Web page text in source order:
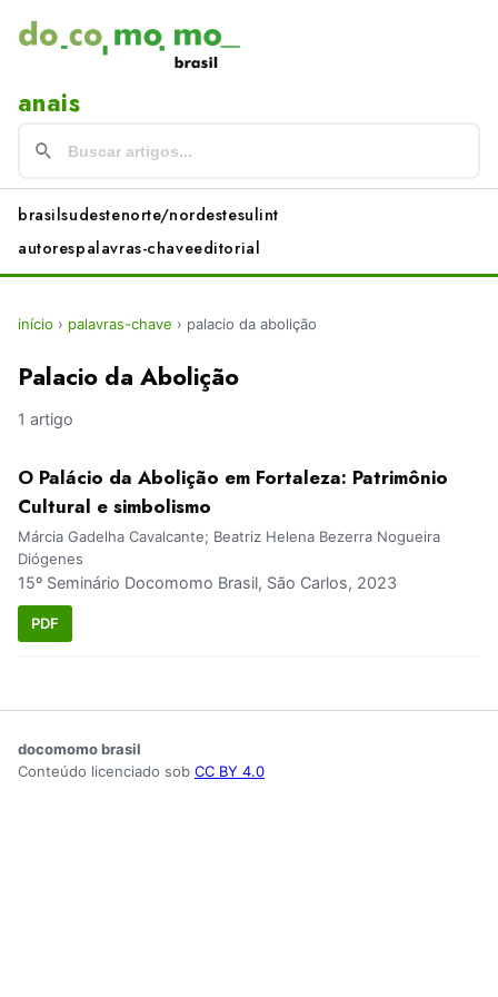
anais
brasilsudestenorte/nordestesulint
autorespalavras-chaveeditorial
início › palavras-chave › palacio da abolição
Palacio da Abolição
1 artigo
O Palácio da Abolição em Fortaleza: Patrimônio
Cultural e simbolismo
Márcia Gadelha Cavalcante; Beatriz Helena Bezerra Nogueira
Diógenes
15º Seminário Docomomo Brasil, São Carlos, 2023
PDF
docomomo brasil
Conteúdo licenciado sob CC BY 4.0